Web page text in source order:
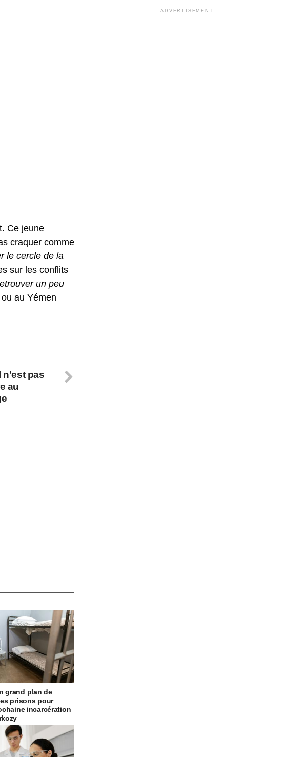
Ce jeune
craquer comme
le cercle de la
sur les conflits
un peu
au Yémen
pas
au
grand plan de
prisons pour
incarcération
ADVERTISEMENT